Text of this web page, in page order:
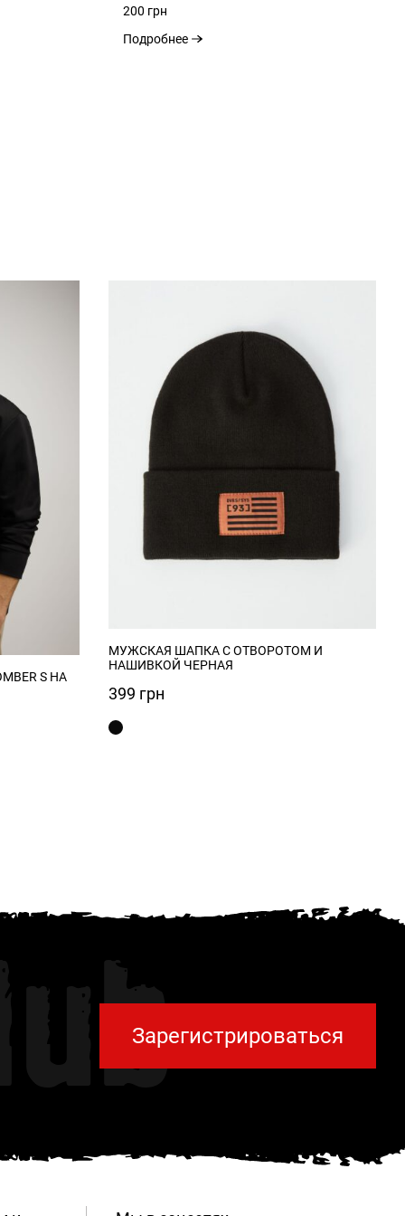
200 грн
Подробнее
S НА
МУЖСКАЯ ШАПКА С ОТВОРОТОМ И
НАШИВКОЙ ЧЕРНАЯ
399 грн
Зарегистрироваться